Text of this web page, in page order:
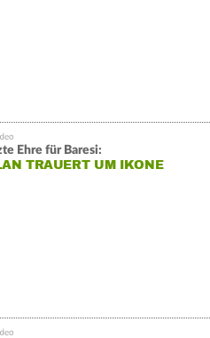
Ehre für Baresi:
TRAUERT UM IKONE